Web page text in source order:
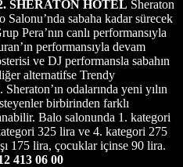
SHERATON HOTEL Sheraton
Salonu’nda sabaha kadar sürecek
Pera’nın canlı performansıyla
performansıyla devam
ve DJ performansla sabahın
alternatifse Trendy
odalarında yeni yılın
birbirinden farklı
Balo salonunda 1. kategori
325 lira ve 4. kategori 275
175 lira, çocuklar içinse 90 lira.
413 06 00